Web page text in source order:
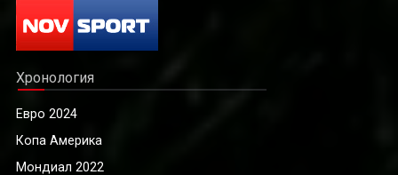
Хронология
Евро 2024
Копа Америка
Мондиал 2022